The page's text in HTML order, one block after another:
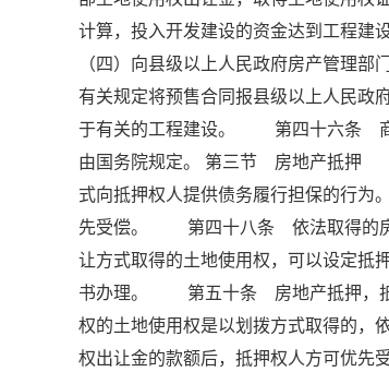
计算，投入开发建设的资金达到工程
（四）向县级以上人民政府房产管理
有关规定将预售合同报县级以上人民
于有关的工程建设。 第四十六条 商
由国务院规定。 第三节 房地产抵押
式向抵押权人提供债务履行担保的行为
先受偿。 第四十八条 依法取得的房
让方式取得的土地使用权，可以设定
书办理。 第五十条 房地产抵押，
权的土地使用权是以划拨方式取得的，
权出让金的款额后，抵押权人方可优